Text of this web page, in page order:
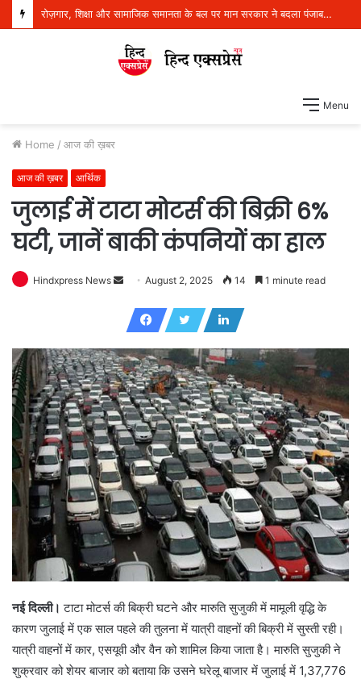
रोज़गार, शिक्षा और सामाजिक समानता के बल पर मान सरकार ने बदला पंजाब का भविष्य: डॉ. बलजीत कौर
Menu
Home / आज की ख़बर
आज की ख़बर आर्थिक
जुलाई में टाटा मोटर्स की बिक्री 6%
घटी, जानें बाकी कंपनियों का हाल
Hindxpress News
a
n
e
m
a
i
l
August 2, 2025 14 1 minute read
नई दिल्ली। टाटा मोटर्स की बिक्री घटने और मारुति सुजुकी में मामूली वृद्धि के
कारण जुलाई में एक साल पहले की तुलना में यात्री वाहनों की बिक्री में सुस्ती रही।
यात्री वाहनों में कार, एसयूवी और वैन को शामिल किया जाता है। मारुति सुजुकी ने
शुक्रवार को शेयर बाजार को बताया कि उसने घरेलू बाजार में जुलाई में 1,37,776